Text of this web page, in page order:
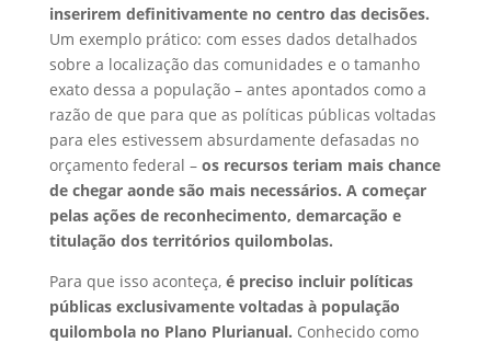
inserirem definitivamente no centro das decisões.
Um exemplo prático: com esses dados detalhados
sobre a localização das comunidades e o tamanho
exato dessa a população – antes apontados como a
razão de que para que as políticas públicas voltadas
para eles estivessem absurdamente defasadas no
orçamento federal – os recursos teriam mais chance
de chegar aonde são mais necessários. A começar
pelas ações de reconhecimento, demarcação e
titulação dos territórios quilombolas.
Para que isso aconteça, é preciso incluir políticas
públicas exclusivamente voltadas à população
quilombola no Plano Plurianual. Conhecido como